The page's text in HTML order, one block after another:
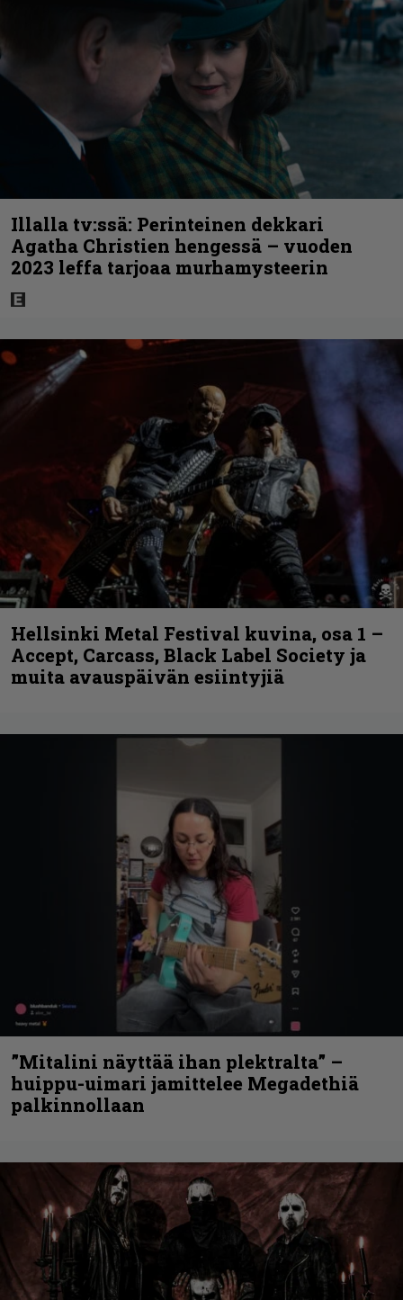
Illalla tv:ssä: Perinteinen dekkari
Agatha Christien hengessä – vuoden
2023 leffa tarjoaa murhamysteerin
Hellsinki Metal Festival kuvina, osa 1 –
Accept, Carcass, Black Label Society ja
muita avauspäivän esiintyjiä
”Mitalini näyttää ihan plektralta” –
huippu-uimari jamittelee Megadethiä
palkinnollaan